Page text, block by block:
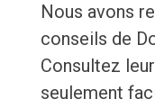
Nous avons
conseils de
Consultez
seulement